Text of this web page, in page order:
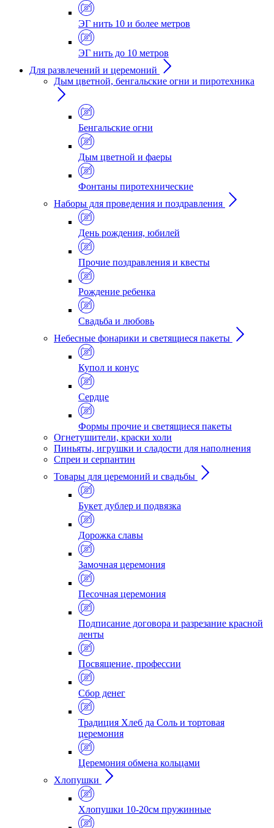
ЭГ нить 10 и более метров
ЭГ нить до 10 метров
Для развлечений и церемоний
Дым цветной, бенгальские огни и пиротехника
Бенгальские огни
Дым цветной и фаеры
Фонтаны пиротехнические
Наборы для проведения и поздравления
День рождения, юбилей
Прочие поздравления и квесты
Рождение ребенка
Свадьба и любовь
Небесные фонарики и светящиеся пакеты
Купол и конус
Сердце
Формы прочие и светящиеся пакеты
Огнетушители, краски холи
Пиньяты, игрушки и сладости для наполнения
Спреи и серпантин
Товары для церемоний и свадьбы
Букет дублер и подвязка
Дорожка славы
Замочная церемония
Песочная церемония
Подписание договора и разрезание красной
ленты
Посвящение, профессии
Сбор денег
Традиция Хлеб да Соль и тортовая
церемония
Церемония обмена кольцами
Хлопушки
Хлопушки 10-20см пружинные